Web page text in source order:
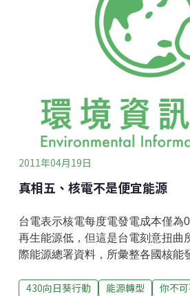
馬上停機的要求。亦未如同歐盟國
到的經驗，要卻確保核安，絕非運
檢驗其在洪災、恐怖份子、地震複
行壓力測試。而在立法院中，雖有
俊毅、陳明文、蕭景田等立委提案
對我國核能發電政策之檢討、核電
用過核燃料之處置、核電廠除役之規
2011年04月19日
真相五、核電不是便宜能源
台電表示核電每度電發電成本僅為
再生能源低，但這是台電刻意扭曲
際能源總署資料，所彙整各國核能
理，台電不無刻意扭曲的嫌疑。表
430向日葵行動 能源轉型
你不